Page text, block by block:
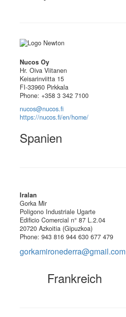
Nucos Oy
Hr. Oiva Viitanen
Keisarinviitta 15
FI-33960 Pirkkala
Phone: +358 3 342 7100
nucos@nucos.fi
https://nucos.fi/en/home/
Spanien
Iralan
Gorka Mir
Poligono Industriale Ugarte
Edificio Comercial n° 87 L.2.04
20720 Azkoitia (Gipuzkoa)
Phone: 943 816 944 630 677 479
gorkamironederra@gmail.com
Frankreich